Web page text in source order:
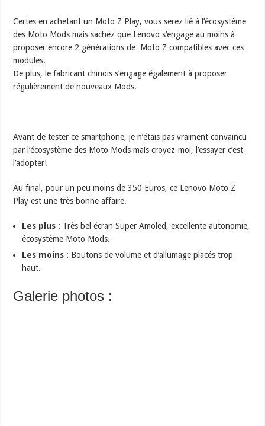
Certes en achetant un Moto Z Play, vous serez lié à l’écosystème
des Moto Mods mais sachez que Lenovo s’engage au moins à
proposer encore 2 générations de Moto Z compatibles avec ces
modules.
De plus, le fabricant chinois s’engage également à proposer
régulièrement de nouveaux Mods.
Avant de tester ce smartphone, je n’étais pas vraiment convaincu
par l’écosystème des Moto Mods mais croyez-moi, l’essayer c’est
l’adopter!
Au final, pour un peu moins de 350 Euros, ce Lenovo Moto Z
Play est une très bonne affaire.
Les plus : Très bel écran Super Amoled, excellente autonomie,
écosystème Moto Mods.
Les moins : Boutons de volume et d’allumage placés trop
haut.
Galerie photos :